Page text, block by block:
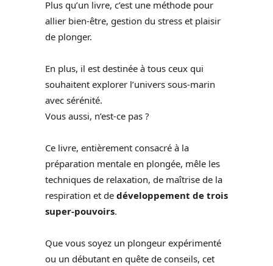
Plus qu’un livre, c’est une méthode pour
allier bien-être, gestion du stress et plaisir
de plonger.
En plus, il est destinée à tous ceux qui
souhaitent explorer l’univers sous-marin
avec sérénité.
Vous aussi, n’est-ce pas ?
Ce livre, entièrement consacré à la
préparation mentale en plongée, mêle les
techniques de relaxation, de maîtrise de la
respiration et de développement de trois
super-pouvoirs.
Que vous soyez un plongeur expérimenté
ou un débutant en quête de conseils, cet